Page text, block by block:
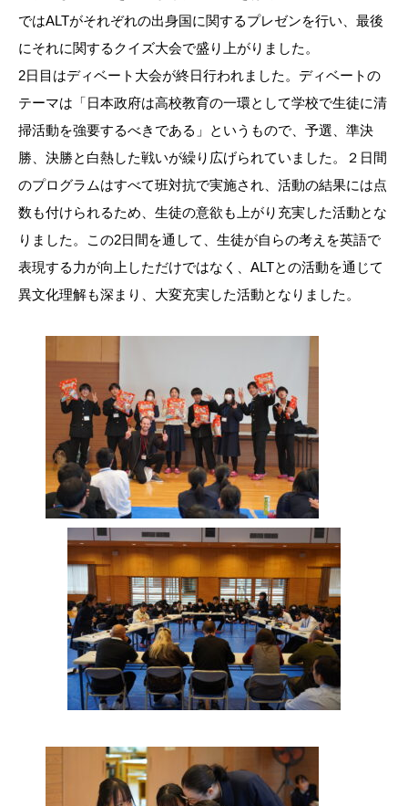
ではALTがそれぞれの出身国に関するプレゼンを行い、最後
にそれに関するクイズ大会で盛り上がりました。
2日目はディベート大会が終日行われました。ディベートの
テーマは「日本政府は高校教育の一環として学校で生徒に清
掃活動を強要するべきである」というもので、予選、準決
勝、決勝と白熱した戦いが繰り広げられていました。２日間
のプログラムはすべて班対抗で実施され、活動の結果には点
数も付けられるため、生徒の意欲も上がり充実した活動とな
りました。この2日間を通して、生徒が自らの考えを英語で
表現する力が向上しただけではなく、ALTとの活動を通じて
異文化理解も深まり、大変充実した活動となりました。